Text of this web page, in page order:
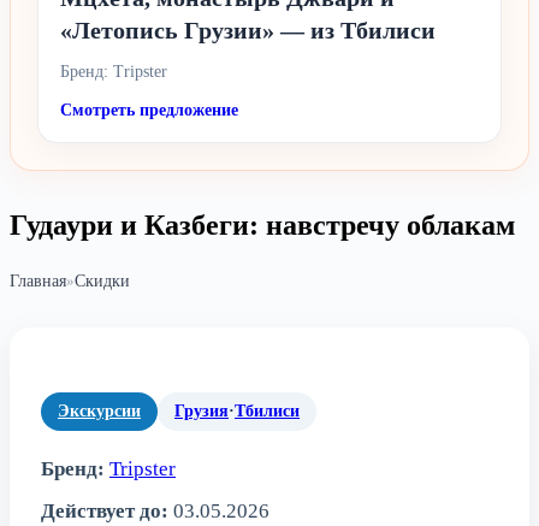
«Летопись Грузии» — из Тбилиси
Бренд: Tripster
Смотреть предложение
Гудаури и Казбеги: навстречу облакам
Главная»Скидки
Экскурсии Грузия·Тбилиси
Бренд: Tripster
Действует до: 03.05.2026